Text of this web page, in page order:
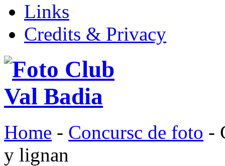
Links
Credits & Privacy
Home - Concursc de foto -
y lignan